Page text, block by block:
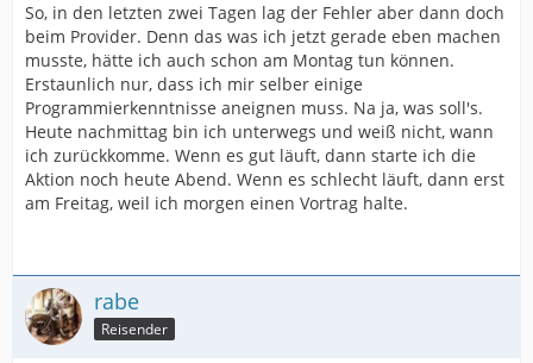
So, in den letzten zwei Tagen lag der Fehler aber dann doch
beim Provider. Denn das was ich jetzt gerade eben machen
musste, hätte ich auch schon am Montag tun können.
Erstaunlich nur, dass ich mir selber einige
Programmierkenntnisse aneignen muss. Na ja, was soll's.
Heute nachmittag bin ich unterwegs und weiß nicht, wann
ich zurückkomme. Wenn es gut läuft, dann starte ich die
Aktion noch heute Abend. Wenn es schlecht läuft, dann erst
am Freitag, weil ich morgen einen Vortrag halte.
rabe
Reisender